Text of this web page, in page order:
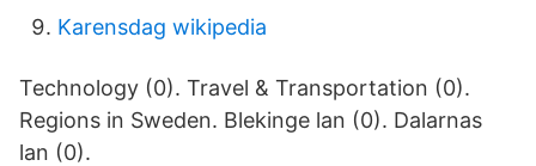
Karensdag wikipedia
Technology (0). Travel & Transportation (0).
Regions in Sweden. Blekinge lan (0). Dalarnas
lan (0).